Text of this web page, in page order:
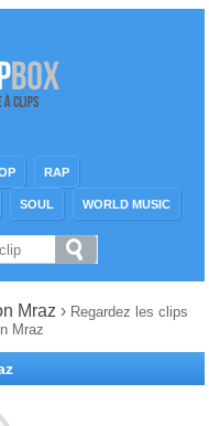
RAP
SOUL WORLD MUSIC
Mraz › Regardez les clips
Mraz